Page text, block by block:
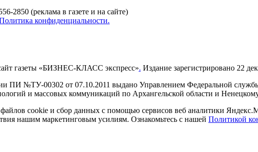
2850 (реклама в газете и на сайте)
конфиденциальности.
газеты «БИЗНЕС-КЛАСС экспресс». Издание зарегистрировано 22
ПИ №ТУ-00302 от 07.10.2011 выдано Управлением Федеральной
и массовых коммуникаций по Архангельской области и
cookie и сбор данных с помощью сервисов веб аналитики
нашим маркетинговым усилиям. Ознакомьтесь с нашей Политикой